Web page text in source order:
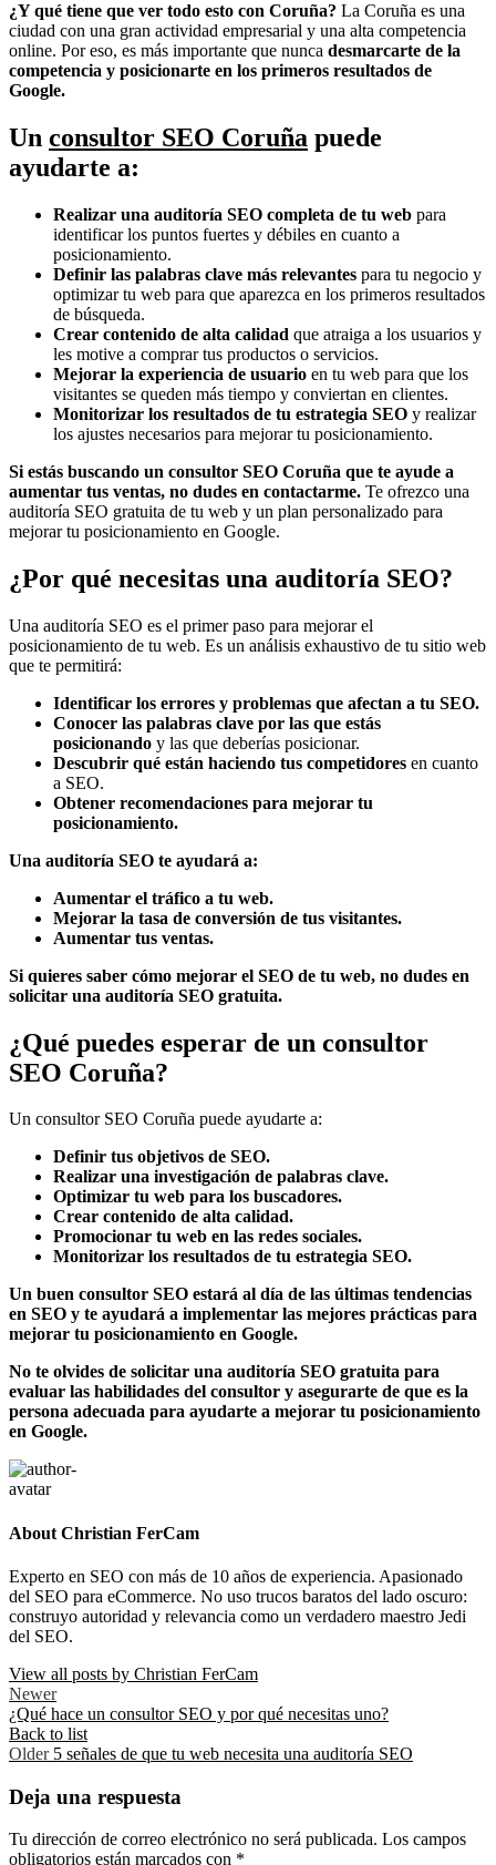
¿Y qué tiene que ver todo esto con Coruña? La Coruña es una
ciudad con una gran actividad empresarial y una alta competencia
online. Por eso, es más importante que nunca desmarcarte de la
competencia y posicionarte en los primeros resultados de
Google.
Un consultor SEO Coruña puede
ayudarte a:
Realizar una auditoría SEO completa de tu web para
identificar los puntos fuertes y débiles en cuanto a
posicionamiento.
Definir las palabras clave más relevantes para tu negocio y
optimizar tu web para que aparezca en los primeros resultados
de búsqueda.
Crear contenido de alta calidad que atraiga a los usuarios y
les motive a comprar tus productos o servicios.
Mejorar la experiencia de usuario en tu web para que los
visitantes se queden más tiempo y conviertan en clientes.
Monitorizar los resultados de tu estrategia SEO y realizar
los ajustes necesarios para mejorar tu posicionamiento.
Si estás buscando un consultor SEO Coruña que te ayude a
aumentar tus ventas, no dudes en contactarme. Te ofrezco una
auditoría SEO gratuita de tu web y un plan personalizado para
mejorar tu posicionamiento en Google.
¿Por qué necesitas una auditoría SEO?
Una auditoría SEO es el primer paso para mejorar el
posicionamiento de tu web. Es un análisis exhaustivo de tu sitio web
que te permitirá:
Identificar los errores y problemas que afectan a tu SEO.
Conocer las palabras clave por las que estás
posicionando y las que deberías posicionar.
Descubrir qué están haciendo tus competidores en cuanto
a SEO.
Obtener recomendaciones para mejorar tu
posicionamiento.
Una auditoría SEO te ayudará a:
Aumentar el tráfico a tu web.
Mejorar la tasa de conversión de tus visitantes.
Aumentar tus ventas.
Si quieres saber cómo mejorar el SEO de tu web, no dudes en
solicitar una auditoría SEO gratuita.
¿Qué puedes esperar de un consultor
SEO Coruña?
Un consultor SEO Coruña puede ayudarte a:
Definir tus objetivos de SEO.
Realizar una investigación de palabras clave.
Optimizar tu web para los buscadores.
Crear contenido de alta calidad.
Promocionar tu web en las redes sociales.
Monitorizar los resultados de tu estrategia SEO.
Un buen consultor SEO estará al día de las últimas tendencias
en SEO y te ayudará a implementar las mejores prácticas para
mejorar tu posicionamiento en Google.
No te olvides de solicitar una auditoría SEO gratuita para
evaluar las habilidades del consultor y asegurarte de que es la
persona adecuada para ayudarte a mejorar tu posicionamiento
en Google.
About Christian FerCam
Experto en SEO con más de 10 años de experiencia. Apasionado
del SEO para eCommerce. No uso trucos baratos del lado oscuro:
construyo autoridad y relevancia como un verdadero maestro Jedi
del SEO.
View all posts by Christian FerCam
Newer
¿Qué hace un consultor SEO y por qué necesitas uno?
Back to list
Older 5 señales de que tu web necesita una auditoría SEO
Deja una respuesta
Tu dirección de correo electrónico no será publicada. Los campos
obligatorios están marcados con *